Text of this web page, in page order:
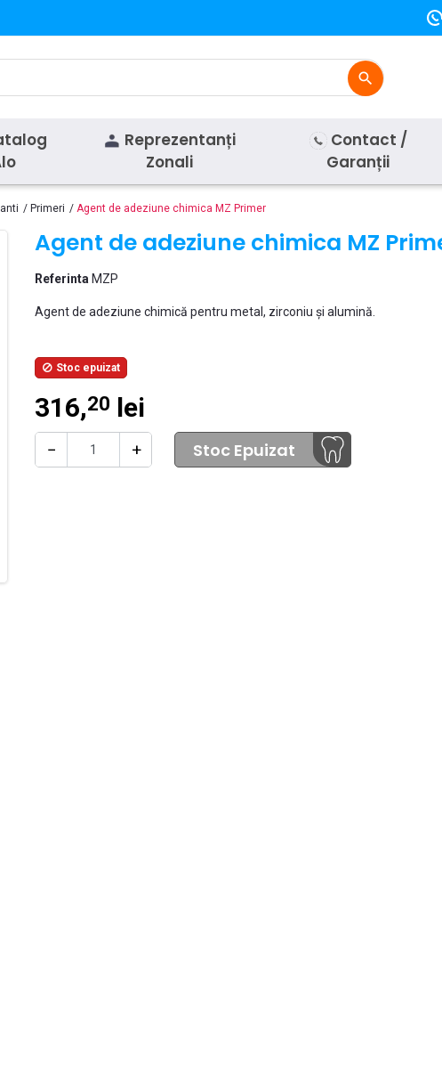
search
Reprezentanți
Zonali
Contact /
Garanții
Primeri Agent de adeziune chimica MZ Primer
Agent de adeziune chimica MZ
Referinta MZP
Agent de adeziune chimică pentru metal, zirconiu și alumină.
 Stoc epuizat
316,20 lei
− + Stoc Epuizat